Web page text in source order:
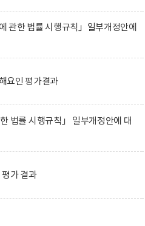
관한 법률 시행규칙」일부개정안에
요인 평가결과
법률 시행규칙」 일부개정안에 대
가 결과